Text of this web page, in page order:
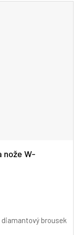
nože W-
brousek